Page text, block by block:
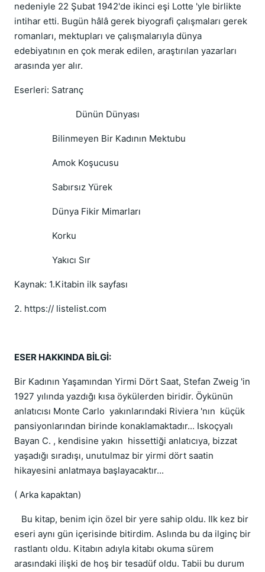
nedeniyle 22 Şubat 1942'de ikinci eşi Lotte 'yle birlikte
intihar etti. Bugün hâlâ gerek biyografi çalışmaları gerek
romanları, mektupları ve çalışmalarıyla dünya
edebiyatının en çok merak edilen, araştırılan yazarları
arasında yer alır.
Eserleri: Satranç
Dünün Dünyası
Bilinmeyen Bir Kadının Mektubu
Amok Koşucusu
Sabırsız Yürek
Dünya Fikir Mimarları
Korku
Yakıcı Sır
Kaynak: 1.Kitabin ilk sayfası
2. https:// listelist.com
ESER HAKKINDA BİLGİ:
Bir Kadının Yaşamından Yirmi Dört Saat, Stefan Zweig 'in
1927 yılında yazdığı kısa öykülerden biridir. Öykünün
anlatıcısı Monte Carlo yakınlarındaki Riviera 'nın küçük
pansiyonlarından birinde konaklamaktadır... Iskoçyalı
Bayan C. , kendisine yakın hissettiği anlatıcıya, bizzat
yaşadığı sıradışı, unutulmaz bir yirmi dört saatin
hikayesini anlatmaya başlayacaktır...
( Arka kapaktan)
Bu kitap, benim için özel bir yere sahip oldu. Ilk kez bir
eseri aynı gün içerisinde bitirdim. Aslında bu da ilginç bir
rastlantı oldu. Kitabın adıyla kitabı okuma sürem
arasındaki ilişki de hoş bir tesadüf oldu. Tabii bu durum